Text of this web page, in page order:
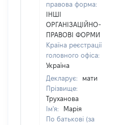
правова форма:
ІНШІ
ОРГАНІЗАЦІЙНО-
ПРАВОВІ ФОРМИ
Країна реєстрації
головного офіса:
Україна
Декларує:
мати
Прізвище:
Труханова
Ім'я:
Марія
По батькові (за